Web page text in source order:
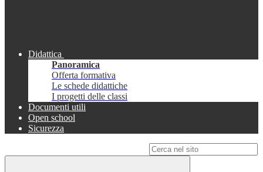
Didattica
Panoramica
Offerta formativa
Le schede didattiche
I progetti delle classi
Documenti utili
Open school
Sicurezza